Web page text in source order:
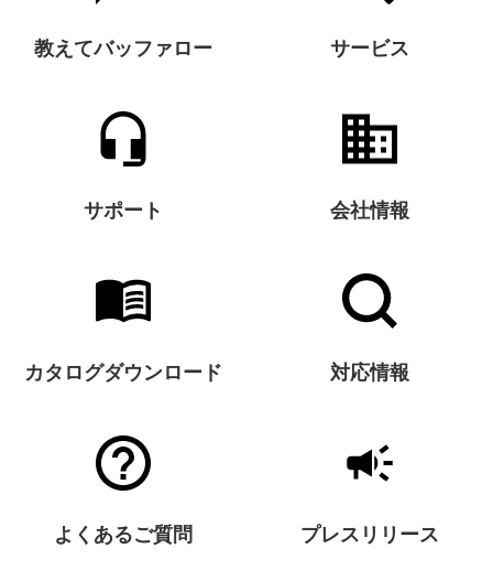
教えてバッファロー サービス
サポート 会社情報
カタログダウンロード 対応情報
よくあるご質問 プレスリリース